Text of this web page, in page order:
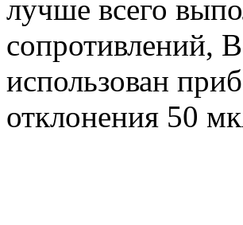
лучше всего
сопротивлений,
использован
отклонения 50